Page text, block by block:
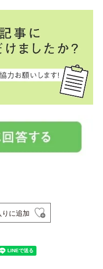
に追加